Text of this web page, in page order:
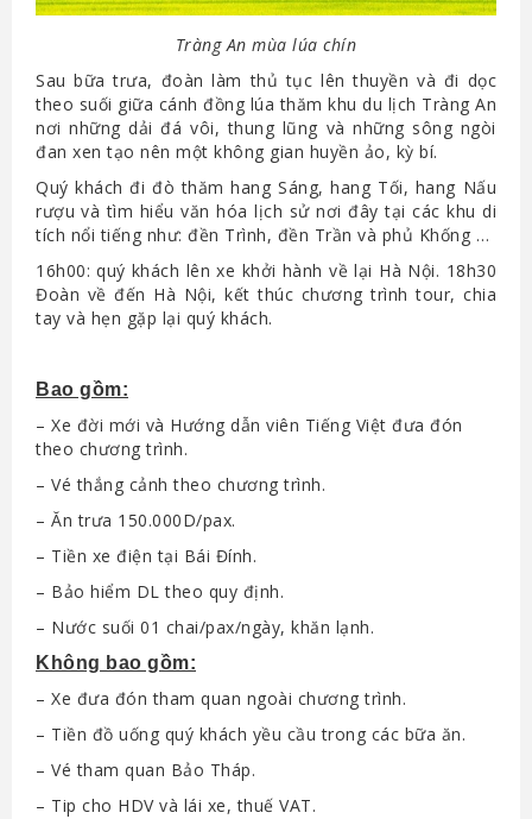
Tràng An mùa lúa chín
Sau bữa trưa, đoàn làm thủ tục lên thuyền và đi dọc
theo suối giữa cánh đồng lúa thăm khu du lịch Tràng An
nơi những dải đá vôi, thung lũng và những sông ngòi
đan xen tạo nên một không gian huyền ảo, kỳ bí.
Quý khách đi đò thăm hang Sáng, hang Tối, hang Nấu
rượu và tìm hiểu văn hóa lịch sử nơi đây tại các khu di
tích nổi tiếng như: đền Trình, đền Trần và phủ Khống …
16h00: quý khách lên xe khởi hành về lại Hà Nội. 18h30
Đoàn về đến Hà Nội, kết thúc chương trình tour, chia
tay và hẹn gặp lại quý khách.
Bao gồm:
– Xe đời mới và Hướng dẫn viên Tiếng Việt đưa đón
theo chương trình.
– Vé thắng cảnh theo chương trình.
– Ăn trưa 150.000D/pax.
– Tiền xe điện tại Bái Đính.
– Bảo hiểm DL theo quy định.
– Nước suối 01 chai/pax/ngày, khăn lạnh.
Không bao gồm:
– Xe đưa đón tham quan ngoài chương trình.
– Tiền đồ uống quý khách yều cầu trong các bữa ăn.
– Vé tham quan Bảo Tháp.
– Tip cho HDV và lái xe, thuế VAT.